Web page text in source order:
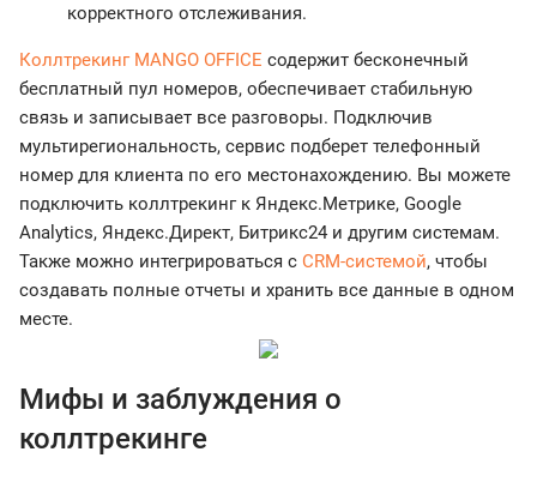
корректного отслеживания.
Коллтрекинг MANGO OFFICE содержит бесконечный
бесплатный пул номеров, обеспечивает стабильную
связь и записывает все разговоры. Подключив
мультирегиональность, сервис подберет телефонный
номер для клиента по его местонахождению. Вы можете
подключить коллтрекинг к Яндекс.Метрике, Google
Analytics, Яндекс.Директ, Битрикс24 и другим системам.
Также можно интегрироваться с CRM-системой, чтобы
создавать полные отчеты и хранить все данные в одном
месте.
Мифы и заблуждения о
коллтрекинге